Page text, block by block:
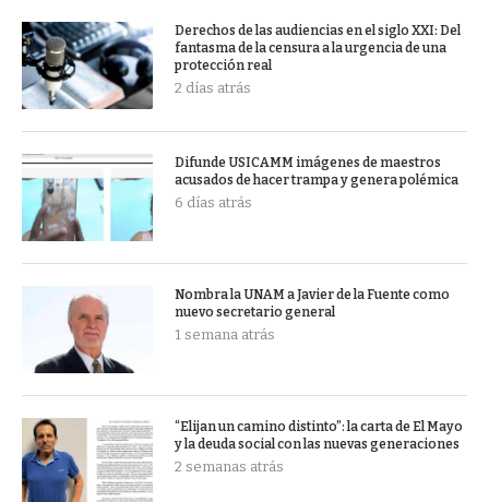
Derechos de las audiencias en el siglo XXI: Del
fantasma de la censura a la urgencia de una
protección real
2 días atrás
Difunde USICAMM imágenes de maestros
acusados de hacer trampa y genera polémica
6 días atrás
Nombra la UNAM a Javier de la Fuente como
nuevo secretario general
1 semana atrás
“Elijan un camino distinto”: la carta de El Mayo
y la deuda social con las nuevas generaciones
2 semanas atrás